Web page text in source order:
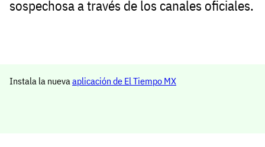
sospechosa a través de los canales oficiales.
Instala la nuevaaplicación de El Tiempo MX